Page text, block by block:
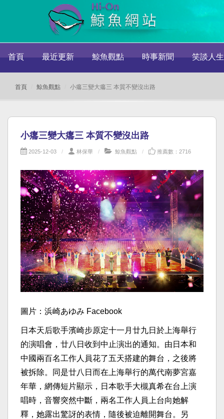
首頁 最近更新 鯨魚觀點 時事新聞 笑談人生
首頁 鯨魚觀點 小癟三變大癟三 本質不變沒出路
小癟三變大癟三 本質不變沒出路
2025-12-03 林保華 鯨魚觀點 推薦數：2716
圖片：浜崎あゆみ Facebook
日本天后歌手濱崎步原定十一月廿九日於上海舉行
的演唱會，廿八日收到中止演出的通知。由日本和
中國兩百名工作人員花了五天搭建的舞台，之後將
被拆除。同是廿八日而在上海舉行的萬代南夢宮嘉
年華，網傳短片顯示，日本歌手大槻真希在台上演
唱時，音響突然中斷，兩名工作人員上台向她解
釋，她露出驚訝的表情，隨後被迫離開舞台。另